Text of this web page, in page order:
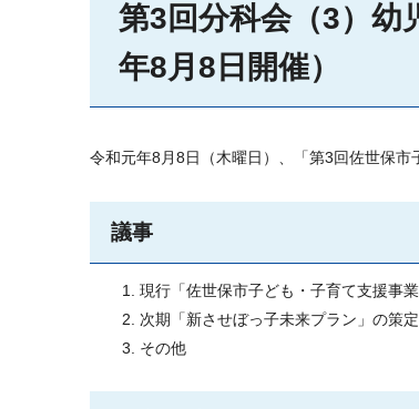
第3回分科会（3）幼
年8月8日開催）
令和元年8月8日（木曜日）、「第3回佐世保
議事
現行「佐世保市子ども・子育て支援事
次期「新させぼっ子未来プラン」の策
その他